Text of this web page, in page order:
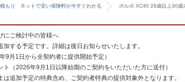
もり ネットで安い保険料が今すぐわかる ボルボ XC40 26歳以上30歳
ご検討中の皆様へ
する予定です。詳細は後日お知らせいたします。
9月1日から全契約者に提供開始予定）
（2026年9月1日以降始期のご契約をいただいた方に送付）
追加予定の特典含め、ご契約者特典の提供対象外となります。